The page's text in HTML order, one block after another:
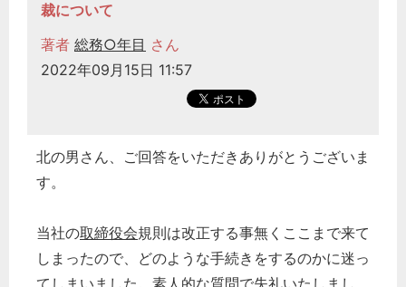
裁について
著者 総務○年目 さん
2022年09月15日 11:57
北の男さん、ご回答をいただきありがとうございま
す。
当社の取締役会規則は改正する事無くここまで来て
しまったので、どのような手続きをするのかに迷っ